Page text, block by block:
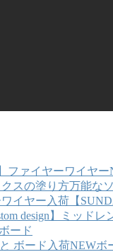
万能な
【
ード
NEWボ